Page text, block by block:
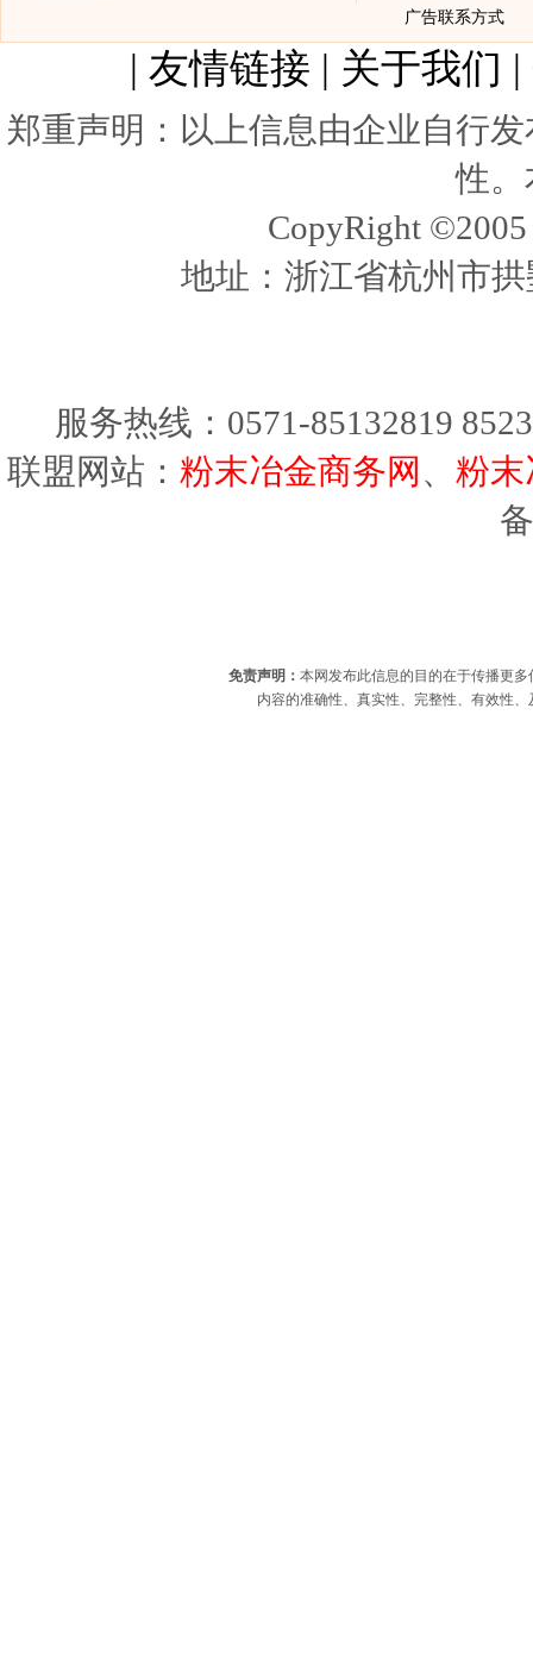
广告联系方式
| 友情链接 | 关于我们 |
郑重声明：以上信息由企业自行
性。
CopyRight
地址：浙江省杭州市
服务热线：0571-85132819
联盟网站： 粉末冶金商务网 、 粉末
免责声明： 本网发布此信息的目的在于传播更
内容的准确性、真实性、完整性、有效性